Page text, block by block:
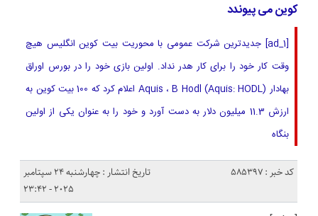
کوین می پیوندد
[ad_1] جدیدترین شرکت عمومی با محوریت بیت کوین انگلیس هیچ
وقت کار خود را برای کار هدر نداد. اولین بازی خود را در بورس اوراق
بهادار Aquis ، B Hodl (Aquis: HODL) اعلام کرد که 100 بیت کوین به
ارزش 11.3 میلیون دلار به دست آورد و خود را به عنوان یکی از اولین
بنگاه
کد خبر : 585397
تاریخ انتشار : چهارشنبه 24 سپتامبر
2025 - 23:42